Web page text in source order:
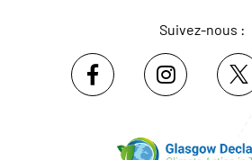
Suivez-nous :